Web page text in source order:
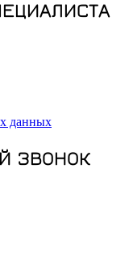
данных
ЗВОНОК